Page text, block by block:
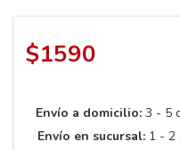
$1590
Envío a domicilio: 3 - 5
Envío en sucursal: 1 - 2